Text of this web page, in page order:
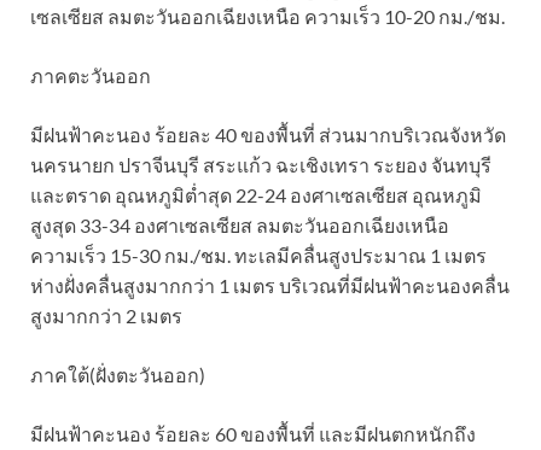
เซลเซียส ลมตะวันออกเฉียงเหนือ ความเร็ว 10-20 กม./ชม.
ภาคตะวันออก
มีฝนฟ้าคะนอง ร้อยละ 40 ของพื้นที่ ส่วนมากบริเวณจังหวัด
นครนายก ปราจีนบุรี สระแก้ว ฉะเชิงเทรา ระยอง จันทบุรี
และตราด อุณหภูมิต่ำสุด 22-24 องศาเซลเซียส อุณหภูมิ
สูงสุด 33-34 องศาเซลเซียส ลมตะวันออกเฉียงเหนือ
ความเร็ว 15-30 กม./ชม. ทะเลมีคลื่นสูงประมาณ 1 เมตร
ห่างฝั่งคลื่นสูงมากกว่า 1 เมตร บริเวณที่มีฝนฟ้าคะนองคลื่น
สูงมากกว่า 2 เมตร
ภาคใต้(ฝั่งตะวันออก)
มีฝนฟ้าคะนอง ร้อยละ 60 ของพื้นที่ และมีฝนตกหนักถึง